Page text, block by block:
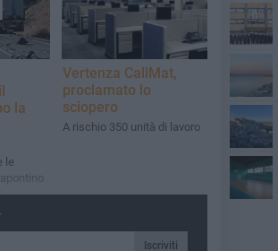
la
le
Vertenza CallMat,
proclamato lo
sciopero
A rischio 350 unità di lavoro
Iscriviti